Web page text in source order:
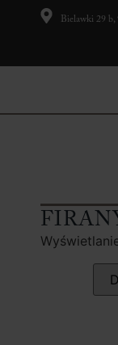
Bielawki 29